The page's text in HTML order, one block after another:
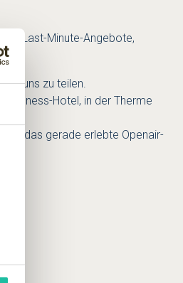
Last-Minute-Angebote,
uns zu teilen.
Hotel, in der Therme
das gerade erlebte Openair-